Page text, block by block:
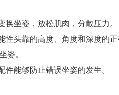
换坐姿，放松肌肉，分散压力。
性头靠的高度、角度和深度的
姿。
能够防止错误坐姿的发生。